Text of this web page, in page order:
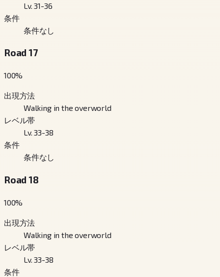
Lv. 31-36
条件
条件なし
Road 17
100%
出現方法
Walking in the overworld
レベル帯
Lv. 33-38
条件
条件なし
Road 18
100%
出現方法
Walking in the overworld
レベル帯
Lv. 33-38
条件